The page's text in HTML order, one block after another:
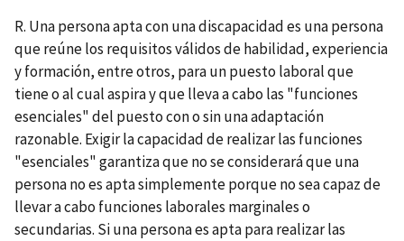
R. Una persona apta con una discapacidad es una persona
que reúne los requisitos válidos de habilidad, experiencia
y formación, entre otros, para un puesto laboral que
tiene o al cual aspira y que lleva a cabo las "funciones
esenciales" del puesto con o sin una adaptación
razonable. Exigir la capacidad de realizar las funciones
"esenciales" garantiza que no se considerará que una
persona no es apta simplemente porque no sea capaz de
llevar a cabo funciones laborales marginales o
secundarias. Si una persona es apta para realizar las